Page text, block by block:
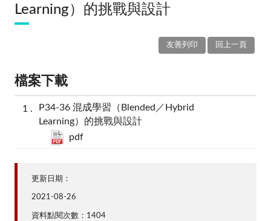
Learning）的挑戰與設計
回上一頁
友善列印
檔案下載
P34-36 混成學習（Blended／Hybrid
Learning）的挑戰與設計
pdf
更新日期：
2021-08-26
資料點閱次數：1404